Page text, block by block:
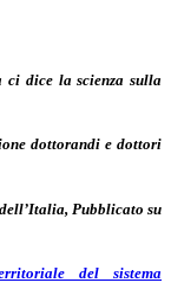
ci dice la scienza sulla
dottorandi e dottori
Pubblicato su
del sistema